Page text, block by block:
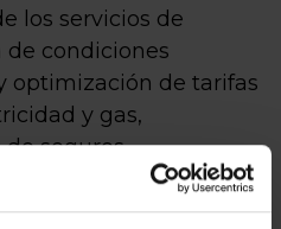
los servicios de
condiciones
optimización de tarifas
y gas,
seguros,
así como de
y revisión de planes